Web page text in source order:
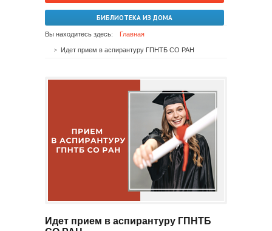
БИБЛИОТЕКА ИЗ ДОМА
Вы находитесь здесь: Главная
Идет прием в аспирантуру ГПНТБ СО РАН
Идет прием в аспирантуру ГПНТБ